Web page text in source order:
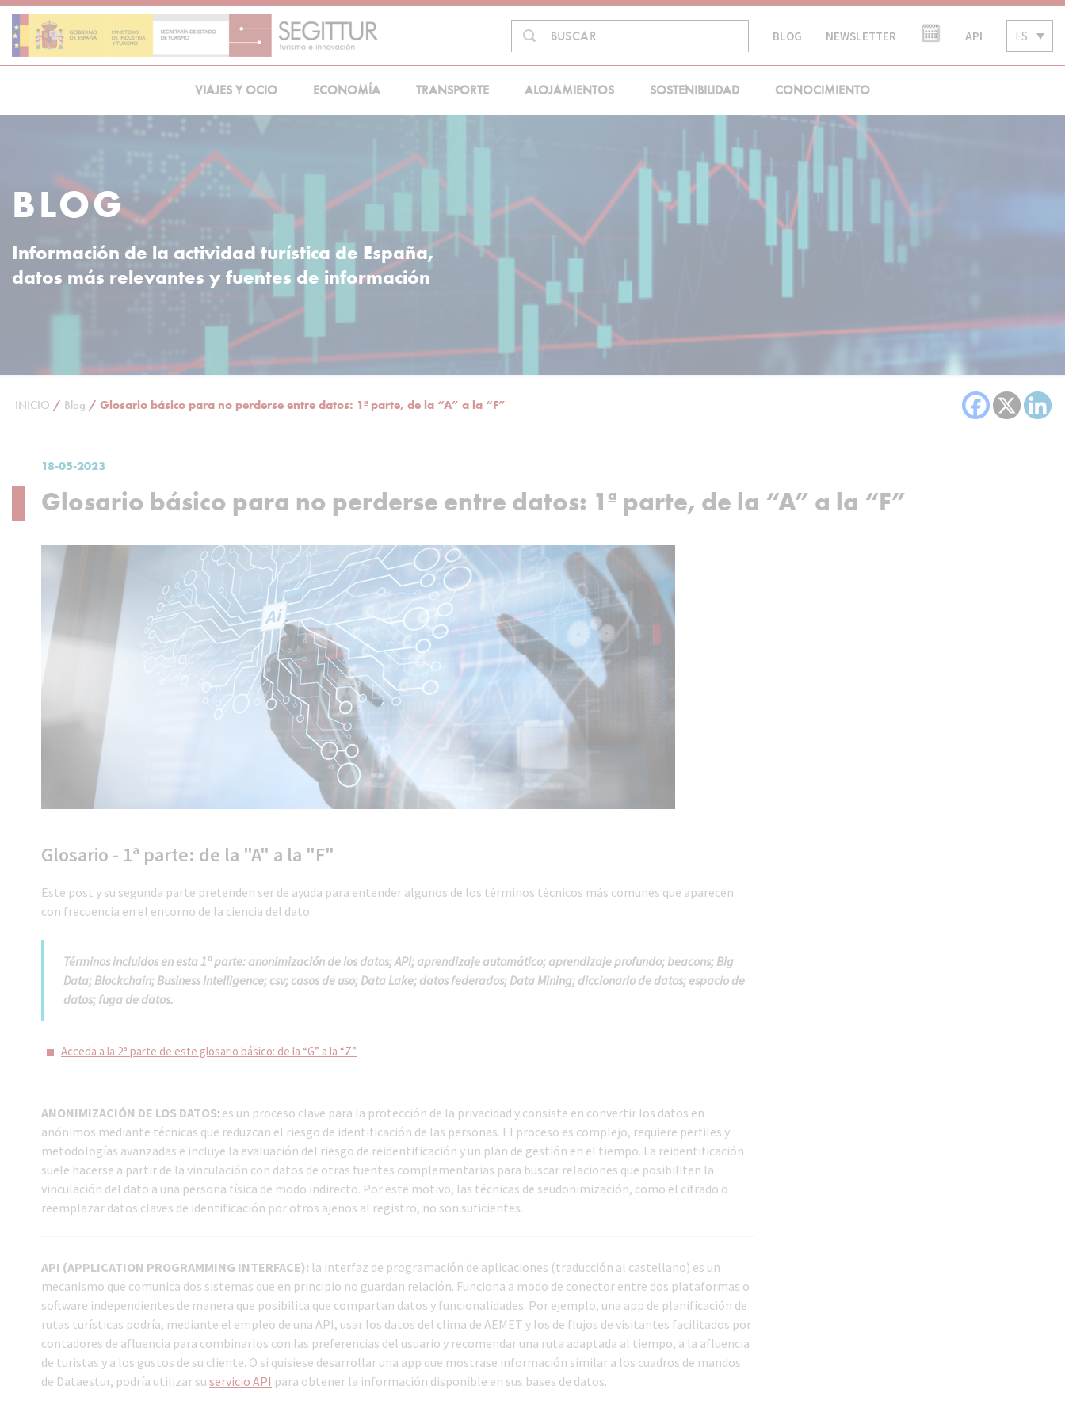
Skip
content
Buscar
BUSCAR BLOG NEWSLETTER API ES
VIAJES Y OCIO ECONOMÍA TRANSPORTE ALOJAMIENTOS SOSTENIBILIDAD CONOCIMIENTO
BLOG
Información de la actividad turística de España,
datos más relevantes y fuentes de información
INICIO / Blog / Glosario básico para no perderse entre datos: 1ª parte, de la “A” a la “F”
18-05-2023
Glosario básico para no perderse entre datos: 1ª parte, de la “A” a la “F”
Glosario - 1ª parte: de la "A" a la "F"
Este post y su segunda parte pretenden ser de ayuda para entender algunos de los términos técnicos más comunes que aparecen
con frecuencia en el entorno de la ciencia del dato.
Términos incluidos en esta 1ª parte: anonimización de los datos; API; aprendizaje automático; aprendizaje profundo; beacons; Big
Data; Blockchain; Business Intelligence; csv; casos de uso; Data Lake; datos federados; Data Mining; diccionario de datos; espacio de
datos; fuga de datos.
Acceda a la 2ª parte de este glosario básico: de la “G” a la “Z”
ANONIMIZACIÓN DE LOS DATOS: es un proceso clave para la protección de la privacidad y consiste en convertir los datos en
anónimos mediante técnicas que reduzcan el riesgo de identificación de las personas. El proceso es complejo, requiere perfiles y
metodologías avanzadas e incluye la evaluación del riesgo de reidentificación y un plan de gestión en el tiempo. La reidentificación
suele hacerse a partir de la vinculación con datos de otras fuentes complementarias para buscar relaciones que posibiliten la
vinculación del dato a una persona física de modo indirecto. Por este motivo, las técnicas de seudonimización, como el cifrado o
reemplazar datos claves de identificación por otros ajenos al registro, no son suficientes.
API (APPLICATION PROGRAMMING INTERFACE): la interfaz de programación de aplicaciones (traducción al castellano) es un
mecanismo que comunica dos sistemas que en principio no guardan relación. Funciona a modo de conector entre dos plataformas o
software independientes de manera que posibilita que compartan datos y funcionalidades. Por ejemplo, una app de planificación de
rutas turísticas podría, mediante el empleo de una API, usar los datos del clima de AEMET y los de flujos de visitantes facilitados por
contadores de afluencia para combinarlos con las preferencias del usuario y recomendar una ruta adaptada al tiempo, a la afluencia
de turistas y a los gustos de su cliente. O si quisiese desarrollar una app que mostrase información similar a los cuadros de mandos
de Dataestur, podría utilizar suservicio API para obtener la información disponible en sus bases de datos.